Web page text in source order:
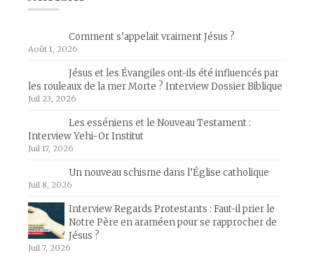
Comment s’appelait vraiment Jésus ?
Août 1, 2026
Jésus et les Évangiles ont-ils été influencés par
les rouleaux de la mer Morte ? Interview Dossier Biblique
Juil 23, 2026
Les esséniens et le Nouveau Testament :
Interview Yehi-Or Institut
Juil 17, 2026
Un nouveau schisme dans l’Église catholique
Juil 8, 2026
Interview Regards Protestants : Faut-il prier le
Notre Père en araméen pour se rapprocher de
Jésus ?
Juil 7, 2026